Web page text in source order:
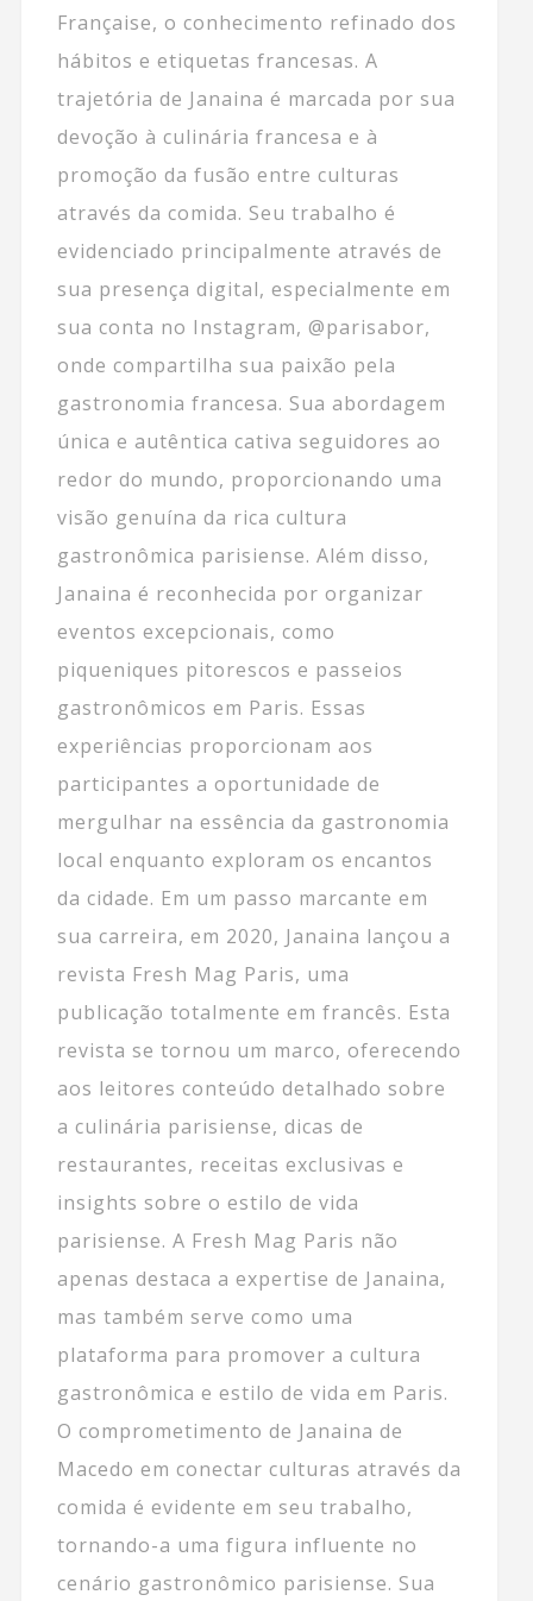
Française, o conhecimento refinado dos
hábitos e etiquetas francesas. A
trajetória de Janaina é marcada por sua
devoção à culinária francesa e à
promoção da fusão entre culturas
através da comida. Seu trabalho é
evidenciado principalmente através de
sua presença digital, especialmente em
sua conta no Instagram, @parisabor,
onde compartilha sua paixão pela
gastronomia francesa. Sua abordagem
única e autêntica cativa seguidores ao
redor do mundo, proporcionando uma
visão genuína da rica cultura
gastronômica parisiense. Além disso,
Janaina é reconhecida por organizar
eventos excepcionais, como
piqueniques pitorescos e passeios
gastronômicos em Paris. Essas
experiências proporcionam aos
participantes a oportunidade de
mergulhar na essência da gastronomia
local enquanto exploram os encantos
da cidade. Em um passo marcante em
sua carreira, em 2020, Janaina lançou a
revista Fresh Mag Paris, uma
publicação totalmente em francês. Esta
revista se tornou um marco, oferecendo
aos leitores conteúdo detalhado sobre
a culinária parisiense, dicas de
restaurantes, receitas exclusivas e
insights sobre o estilo de vida
parisiense. A Fresh Mag Paris não
apenas destaca a expertise de Janaina,
mas também serve como uma
plataforma para promover a cultura
gastronômica e estilo de vida em Paris.
O comprometimento de Janaina de
Macedo em conectar culturas através da
comida é evidente em seu trabalho,
tornando-a uma figura influente no
cenário gastronômico parisiense. Sua